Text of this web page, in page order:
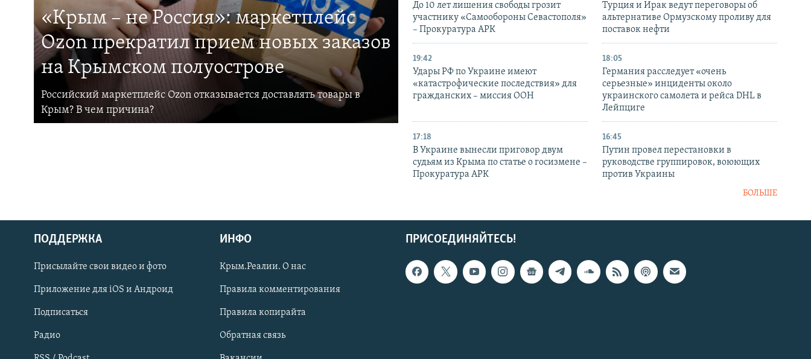
Українською
Qırımtatar
ПРИСОЕДИНЯЙТЕСЬ!
«Крым – не Россия»: маркетплейс
Ozon прекратил прием новых заказов
на Крымском полуострове
Российский маркетплейс Ozon отказывается доставлять товары в
Крым? В чем причина?
До 10 лет лишения свободы грозит
участнику «Самообороны Севастополя»
– Прокуратура АРК
Турция и Ирак ведут переговоры об
альтернативе Ормузскому проливу для
поставок нефти
19:42
Удары РФ по Украине имеют
«катастрофические последствия» для
гражданских – миссия ООН
18:05
Германия расследует «очень
серьезные» инциденты около
украинского самолета и рейса DHL в
Лейпциге
17:18
В Украине вынесли приговор двум
судьям из Крыма по статье о госизмене –
Прокуратура АРК
16:45
Путин провел перестановки в
руководстве группировок, воюющих
против Украины
БОЛЬШЕ
ПРИСОЕДИНЯЙТЕСЬ!
ПОДДЕРЖКА
Присылайте свои видео и фото
Приложение для iOS и Андроид
Подписаться
Радио
ИНФО
Крым.Реалии. О нас
Правила комментирования
Правила копирайта
Обратная связь